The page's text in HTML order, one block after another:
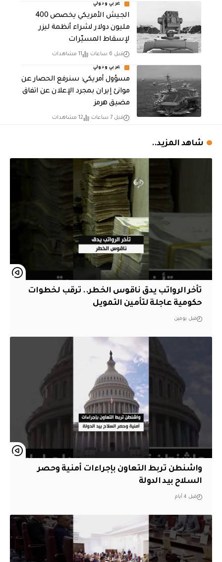
عربي ودولي
الجيش الأمريكي يخصص 400
مليون دولار لشراء أنظمة ليزر
لإسقاط المسيّرات
قبل 6 ساعات 11 مشاهدات
عربي ودولي
مسؤول أمريكي: سنرفع الحصار عن
موانئ إيران بمجرد الإعلان عن اتفاق
مضيق هرمز
قبل 7 ساعات 12 مشاهدات
شاهد المزيد..
تأخر الرواتب يدق ناقوس الخطر.. ترقب لخطوات
حكومية عاجلة لتأمين التمويل
قبل يومين
واشنطن تربط التعاون بإجراءات أمنية وحصر
السلاح بيد الدولة
قبل 4 أيام